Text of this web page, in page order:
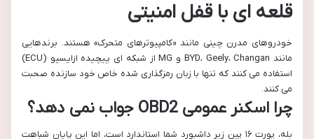
قلعه ای با قفل امنیتی
خودروهای مدرن چینی مانند «کامپیوترهای متحرک» هستند. برندهایی
مانند BYD، Geely، Changan و MG از شبکه ای پیچیده ازایسیو (ECU)
استفاده می کنند که تنها با زبان رمزگذاری شده خاص خود سازنده صحبت
می کنند.
چرا اسکنر عمومی OBD2 جواب نمی دهد؟
بله، پورت ۱۶ پین زیر داشبورد شما استاندارد است، اما این پایان شباهت